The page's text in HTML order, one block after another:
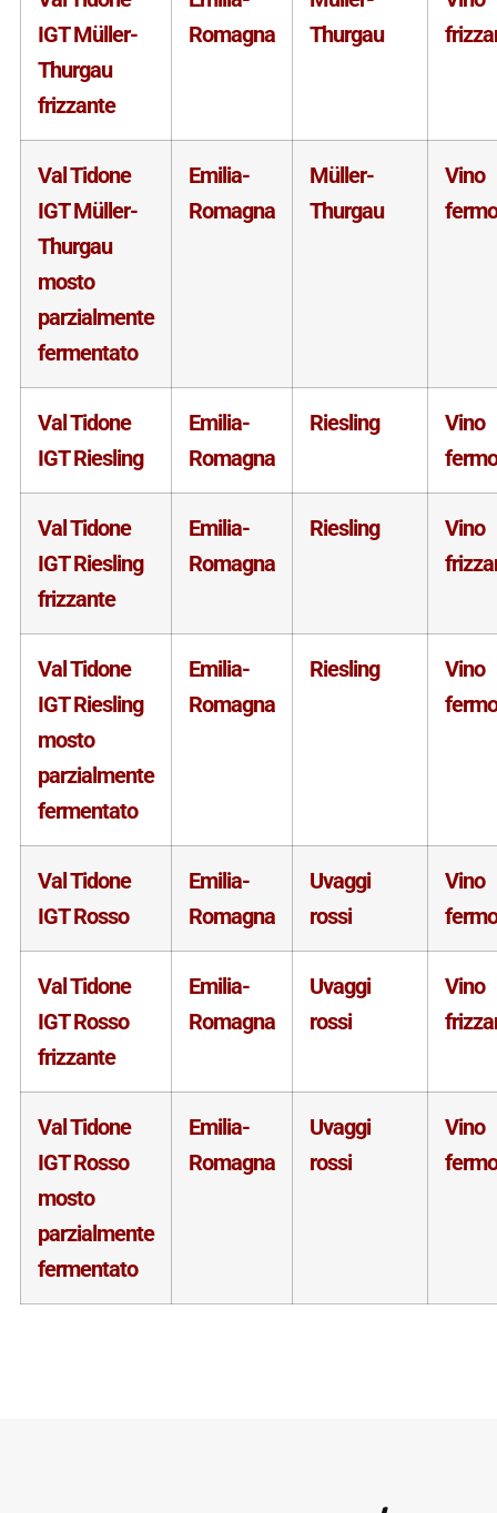
IGT Müller-
Thurgau
frizzante
Romagna
Thurgau
Val Tidone
IGT Müller-
Thurgau
mosto
parzialmente
fermentato
Emilia-
Romagna
Müller-
Thurgau
Vino
fermo
Val Tidone
IGT Riesling
Emilia-
Romagna
Riesling
Vino
fermo
Val Tidone
IGT Riesling
frizzante
Emilia-
Romagna
Riesling
Vino
Val Tidone
IGT Riesling
mosto
parzialmente
fermentato
Emilia-
Romagna
Riesling
Vino
fermo
Val Tidone
IGT Rosso
Emilia-
Romagna
Uvaggi
rossi
Vino
fermo
Val Tidone
IGT Rosso
frizzante
Emilia-
Romagna
Uvaggi
rossi
Vino
Val Tidone
IGT Rosso
mosto
parzialmente
fermentato
Emilia-
Romagna
Uvaggi
rossi
Vino
fermo